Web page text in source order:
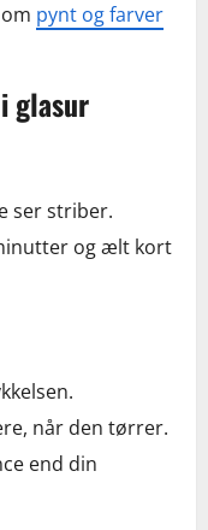
pynt og farver
glasur
ser striber.
og ælt kort
når den tørrer.
end din